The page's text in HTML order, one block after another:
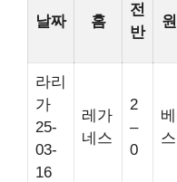
날짜 홈
전
반
라리
가
25-
03-
16
레가
네스
2
–
0
스